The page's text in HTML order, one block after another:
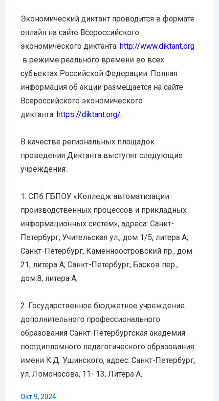
Экономический диктант проводится в формате
онлайн на сайте Всероссийского
экономического диктанта: http://www.diktant.org
в режиме реального времени во всех
субъектах Российской Федерации. Полная
информация об акции размещается на сайте
Всероссийского экономического
диктанта: https://diktant.org/.
В качестве региональных площадок
проведения Диктанта выступят следующие
учреждения:
1. СПб ГБПОУ «Колледж автоматизации
производственных процессов и прикладных
информационных систем», адреса: Санкт-
Петербург, Учительская ул., дом 1/5, литера А;
Санкт-Петербург, Каменноостровский пр., дом
21, литера А; Санкт-Петербург, Басков пер.,
дом.8, литера А;
2. Государственное бюджетное учреждение
дополнительного профессионального
образования Санкт-Петербургская академия
постдипломного педагогического образования
имени К.Д. Ушинского, адрес: Санкт-Петербург,
ул. Ломоносова, 11- 13, Литера А.
Окт 9, 2024